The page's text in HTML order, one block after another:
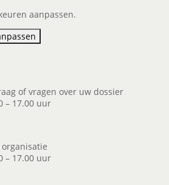
aanpassen.
of vragen over uw dossier
– 17.00 uur
– 17.00 uur